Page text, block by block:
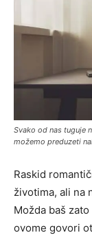
Svako od nas tuguje
možemo preduzeti
Raskid
životima, ali na
Možda baš
ovome govori